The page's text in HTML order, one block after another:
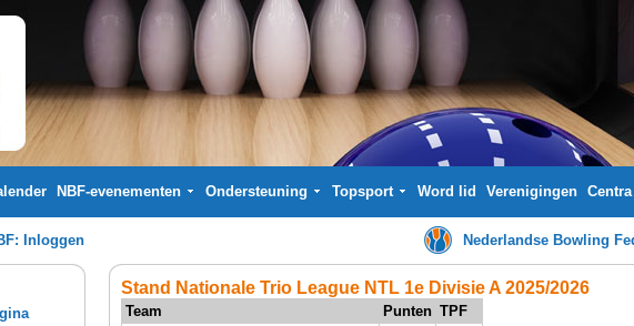
NBF-evenementen Ondersteuning Topsport Word lid Verenigingen Centra
Inloggen Nederlandse Bowling
Stand Nationale Trio League NTL 1e Divisie A 2025/2026
Team Punten TPF